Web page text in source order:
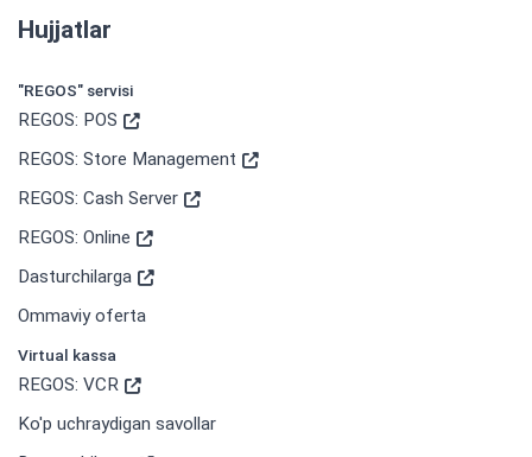
Hujjatlar
"REGOS" servisi
REGOS: POS
REGOS: Store Management
REGOS: Cash Server
REGOS: Online
Dasturchilarga
Ommaviy oferta
Virtual kassa
REGOS: VCR
Ko'p uchraydigan savollar